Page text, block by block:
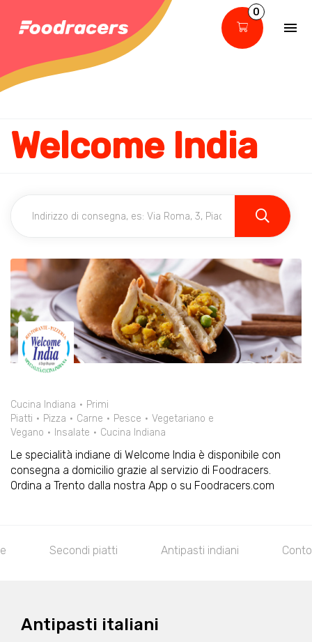
0
Welcome India
Cucina Indiana
Primi
Piatti
Pizza Carne Pesce
Vegetariano e
Vegano
Insalate Cucina Indiana
Le specialità indiane di Welcome India è disponibile con
consegna a domicilio grazie al servizio di Foodracers.
Ordina a Trento dalla nostra App o su Foodracers.com
Secondi piatti Antipasti indiani
Antipasti italiani